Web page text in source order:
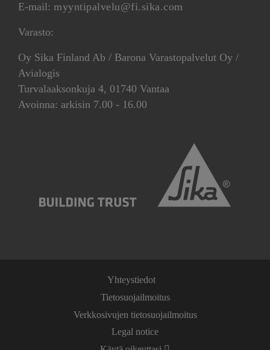
E-mail: myyntipalvelu@fi.sika.com
Varasto:
Oy Sika Finland Ab / Barona Varastopalvelut Oy /
Avialogis
Turvalaaksonkuja 4, 01740 Vantaa
Avoinna: arkisin 7.00 - 16.00
Yhteystiedot
Tietosuojailmoitus
Verkkosivujen tietosuojailmoitus
Legal notice